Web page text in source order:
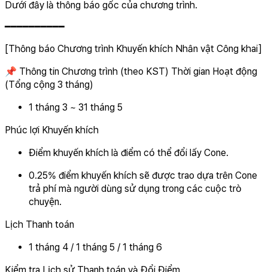
Dưới đây là thông báo gốc của chương trình.
━━━━━━━━━━
[Thông báo Chương trình Khuyến khích Nhân vật Công khai]
📌 Thông tin Chương trình (theo KST) Thời gian Hoạt động
(Tổng cộng 3 tháng)
1 tháng 3 ~ 31 tháng 5
Phúc lợi Khuyến khích
Điểm khuyến khích là điểm có thể đổi lấy Cone.
0.25% điểm khuyến khích sẽ được trao dựa trên Cone
trả phí mà người dùng sử dụng trong các cuộc trò
chuyện.
Lịch Thanh toán
1 tháng 4 / 1 tháng 5 / 1 tháng 6